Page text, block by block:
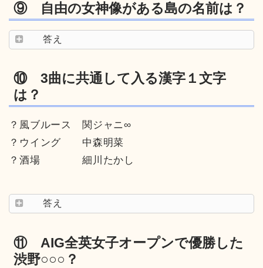
⑨ 自由の女神像がある島の名前は？
答え
⑩ 3曲に共通して入る漢字１文字
は？
？風ブルース 関ジャニ∞
？ウイング 中森明菜
？酒場 細川たかし
答え
⑪ AIG全英女子オープンで優勝した
渋野○○○？